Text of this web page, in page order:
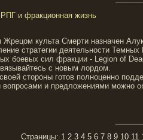
и фракционная жизнь
Жрецом культа Смерти назначен
стратегии деятельности
боевых сил фракции - Legion of
с новым лордом.
стороны готов полноценно
вопросами и предложениями можно
Страницы: 1 2 3 4 5 6 7 8 9 10 11